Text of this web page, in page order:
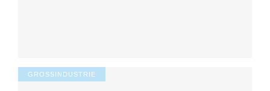
GROSSINDUSTRIE